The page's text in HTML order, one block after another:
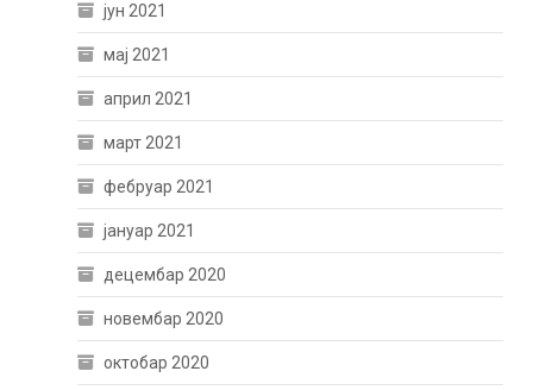
јун 2021
мај 2021
април 2021
март 2021
фебруар 2021
јануар 2021
децембар 2020
новембар 2020
октобар 2020